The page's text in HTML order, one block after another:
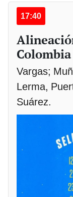
17:40
Colombia
Vargas;
Lerma,
Suárez.